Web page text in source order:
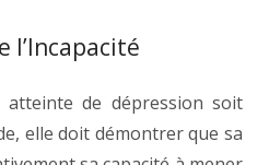
l’Incapacité
atteinte de dépression soit
elle doit démontrer que sa